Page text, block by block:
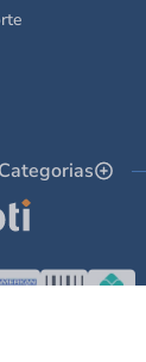
Categorias